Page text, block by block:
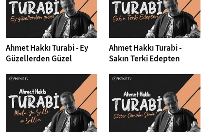
Ahmet Hakkı Turabi - Ey
Güzellerden Güzel
Ahmet Hakkı Turabi -
Sakın Terki Edepten